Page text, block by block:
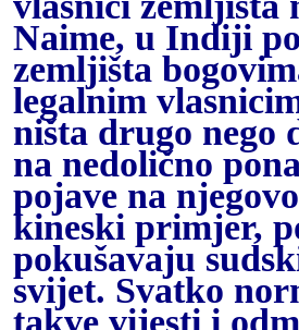
Naime, u Indiji
zemljišta
legalnim
ništa drugo nego
na nedolično
pojave na
kineski primjer,
pokušavaju
svijet. Svatko
takve vijesti i